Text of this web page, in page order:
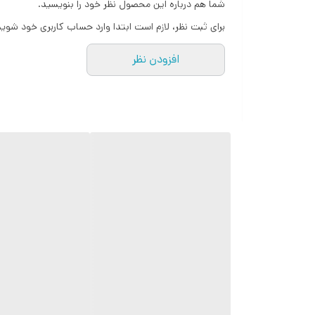
شما هم درباره این محصول نظر خود را بنویسید.
برای ثبت نظر، لازم است ابتدا وارد حساب کاربری خود
افزودن نظر